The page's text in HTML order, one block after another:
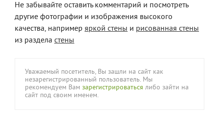
Не забывайте оставить комментарий и посмотреть
другие фотографии и изображения высокого
качества, например яркой стены и рисованная стены
из раздела стены
Уважаемый посетитель, Вы зашли на сайт как
незарегистрированный пользователь. Мы
рекомендуем Вам зарегистрироваться либо зайти на
сайт под своим именем.